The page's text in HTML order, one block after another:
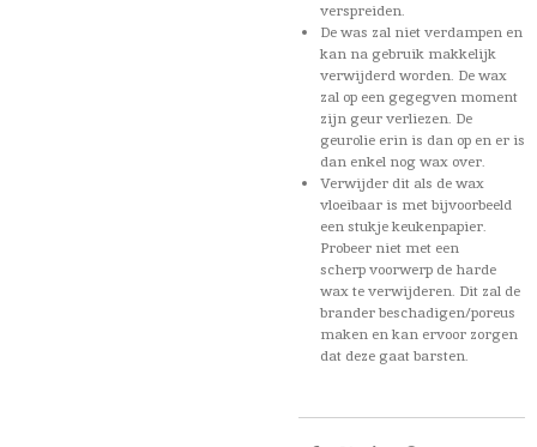
verspreiden.
De was zal niet verdampen en
kan na gebruik makkelijk
verwijderd worden. De wax
zal op een gegegven moment
zijn geur verliezen. De
geurolie erin is dan op en er is
dan enkel nog wax over.
Verwijder dit als de wax
vloeibaar is met bijvoorbeeld
een stukje keukenpapier.
Probeer niet met een
scherp voorwerp de harde
wax te verwijderen. Dit zal de
brander beschadigen/poreus
maken en kan ervoor zorgen
dat deze gaat barsten.